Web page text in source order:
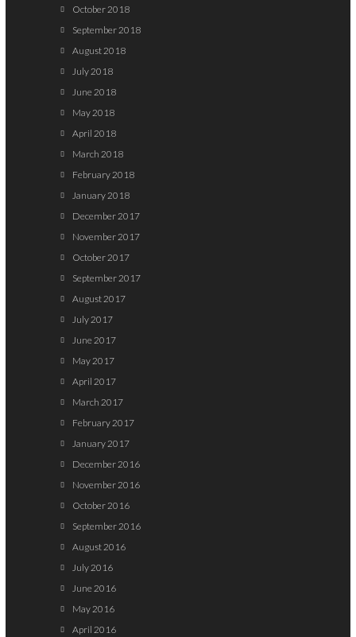
October 2018
September 2018
August 2018
July 2018
June 2018
May 2018
April 2018
March 2018
February 2018
January 2018
December 2017
November 2017
October 2017
September 2017
August 2017
July 2017
June 2017
May 2017
April 2017
March 2017
February 2017
January 2017
December 2016
November 2016
October 2016
September 2016
August 2016
July 2016
June 2016
May 2016
April 2016